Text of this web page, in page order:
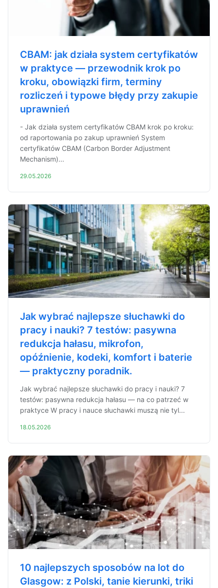
CBAM: jak działa system certyfikatów
w praktyce — przewodnik krok po
kroku, obowiązki firm, terminy
rozliczeń i typowe błędy przy zakupie
uprawnień
- Jak działa system certyfikatów CBAM krok po kroku:
od raportowania po zakup uprawnień System
certyfikatów CBAM (Carbon Border Adjustment
Mechanism)...
29.05.2026
Jak wybrać najlepsze słuchawki do
pracy i nauki? 7 testów: pasywna
redukcja hałasu, mikrofon,
opóźnienie, kodeki, komfort i baterie
— praktyczny poradnik.
Jak wybrać najlepsze słuchawki do pracy i nauki? 7
testów: pasywna redukcja hałasu — na co patrzeć w
praktyce W pracy i nauce słuchawki muszą nie tyl...
18.05.2026
10 najlepszych sposobów na lot do
Glasgow: z Polski, tanie kierunki, triki